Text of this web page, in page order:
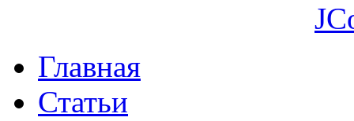
Главная
Статьи